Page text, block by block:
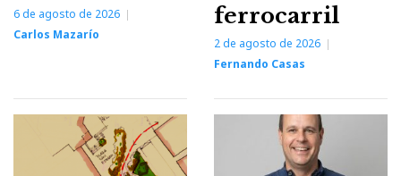
6 de agosto de 2026
Carlos Mazarío
ferrocarril
2 de agosto de 2026
Fernando Casas